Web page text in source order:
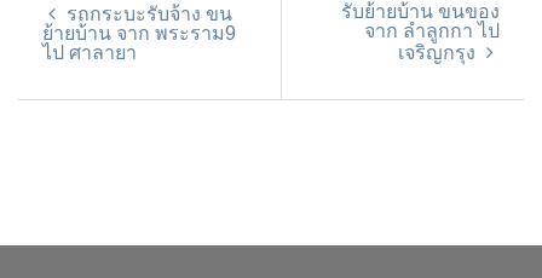
รถกระบะรับจ้าง ขน
ย้ายบ้าน จาก พระราม9
ไป ศาลายา
รับย้ายบ้าน ขนของ
จาก ลำลูกกา ไป
เจริญกรุง